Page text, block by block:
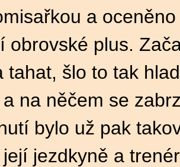
a
obrovské plus.
tahat, šlo to tak
na něčem se
bylo už pak
jezdkyně a